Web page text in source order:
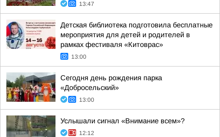
13:47
Детская библиотека подготовила бесплатные
мероприятия для детей и родителей в
рамках фестиваля «Китоврас»
13:00
Сегодня день рождения парка
«Добросельский»
13:00
Услышали сигнал «Внимание всем»?
12:12